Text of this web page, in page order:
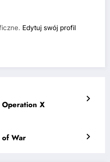
Edytuj swój profil
Operation X
of War